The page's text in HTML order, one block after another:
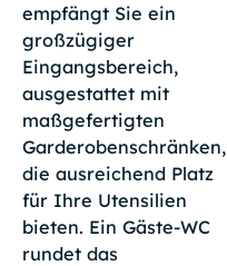
empfängt Sie ein
großzügiger
Eingangsbereich,
ausgestattet mit
maßgefertigten
Garderobenschränken,
die ausreichend Platz
für Ihre Utensilien
bieten. Ein Gäste-WC
rundet das